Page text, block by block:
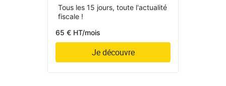
Tous les 15 jours, toute l'actualité
fiscale !
65 € HT/mois
Je découvre